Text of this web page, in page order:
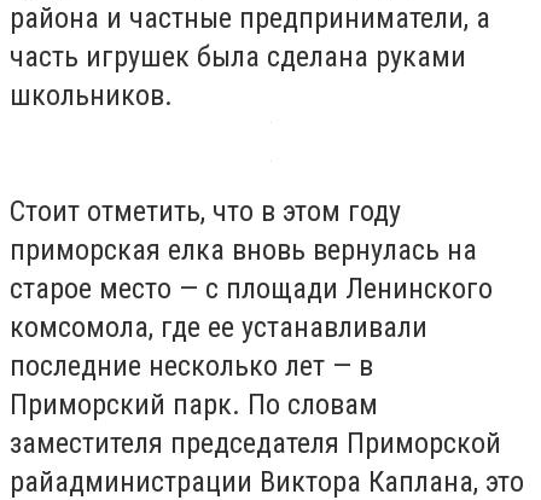
района и частные предприниматели, а
часть игрушек была сделана руками
школьников.
Стоит отметить, что в этом году
приморская елка вновь вернулась на
старое место — с площади Ленинского
комсомола, где ее устанавливали
последние несколько лет — в
Приморский парк. По словам
заместителя председателя Приморской
райадминистрации Виктора Каплана, это